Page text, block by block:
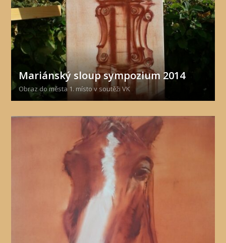
Mariánský sloup sympozium 2014
Obraz do města 1. místo v soutěži VK